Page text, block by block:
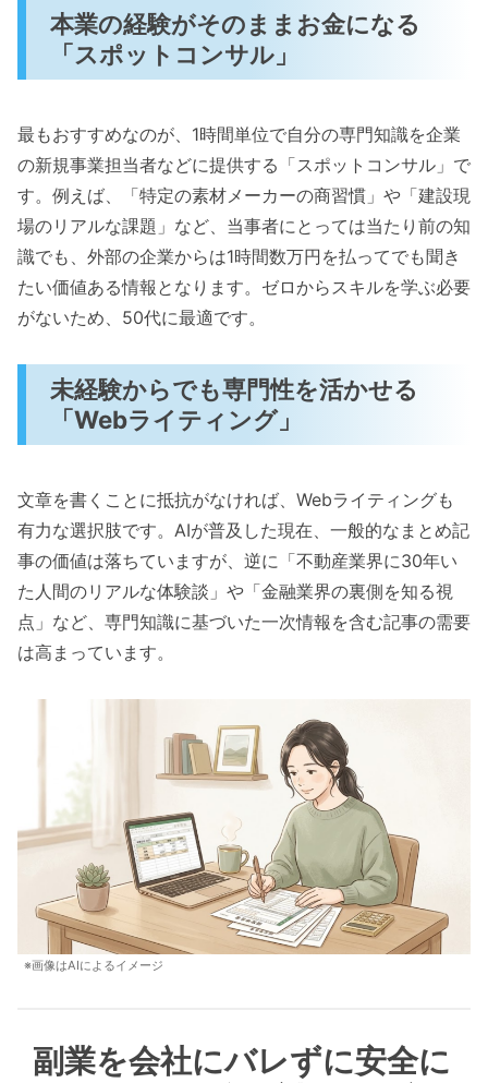
本業の経験がそのままお金になる
「スポットコンサル」
最もおすすめなのが、1時間単位で自分の専門知識を企業
の新規事業担当者などに提供する「スポットコンサル」で
す。例えば、「特定の素材メーカーの商習慣」や「建設現
場のリアルな課題」など、当事者にとっては当たり前の知
識でも、外部の企業からは1時間数万円を払ってでも聞き
たい価値ある情報となります。ゼロからスキルを学ぶ必要
がないため、50代に最適です。
未経験からでも専門性を活かせる
「Webライティング」
文章を書くことに抵抗がなければ、Webライティングも
有力な選択肢です。AIが普及した現在、一般的なまとめ記
事の価値は落ちていますが、逆に「不動産業界に30年い
た人間のリアルな体験談」や「金融業界の裏側を知る視
点」など、専門知識に基づいた一次情報を含む記事の需要
は高まっています。
※画像はAIによるイメージ
副業を会社にバレずに安全に